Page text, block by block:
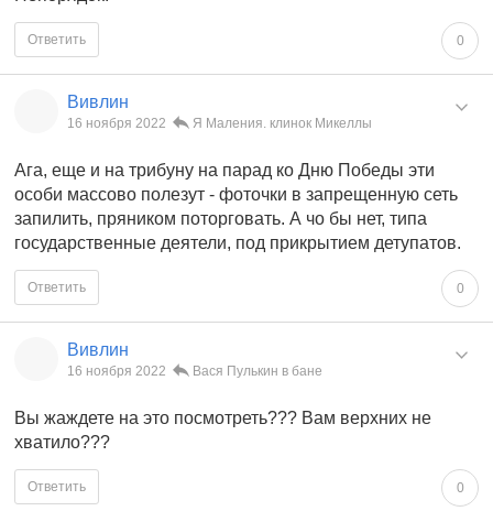
0
Ответить
Вивлин
16 ноября 2022 Я Маления. клинок Микеллы
Ага, еще и на трибуну на парад ко Дню Победы эти
особи массово полезут - фоточки в запрещенную сеть
запилить, пряником поторговать. А чо бы нет, типа
государственные деятели, под прикрытием детупатов.
0
Ответить
Вивлин
16 ноября 2022 Вася Пулькин в бане
Вы жаждете на это посмотреть??? Вам верхних не
хватило???
0
Ответить